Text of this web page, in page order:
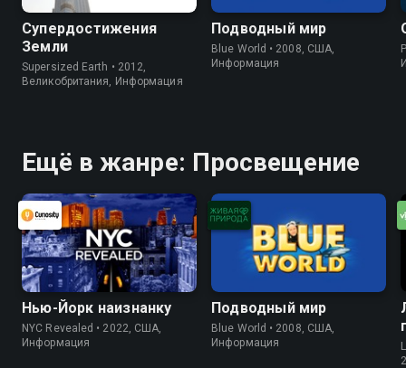
Супердостижения
Земли
Supersized Earth • 2012,
Великобритания, Информация
Подводный мир
Blue World • 2008, США,
Информация
Ещё в жанре: Просвещение
Нью-Йорк наизнанку
NYC Revealed • 2022, США,
Информация
Подводный мир
Blue World • 2008, США,
Информация